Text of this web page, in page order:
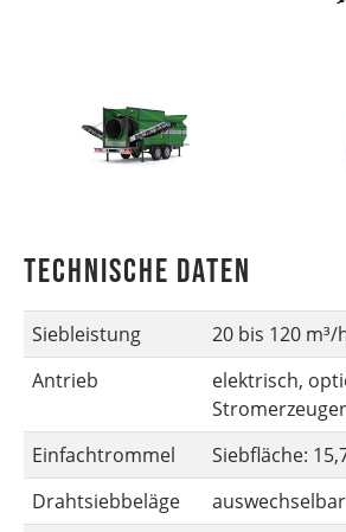
Technische Daten
Siebleistung
20 bis 120 m³/
Antrieb
elektrisch,
Stromerzeuger
Einfachtrommel
Siebfläche:
Drahtsiebbeläge